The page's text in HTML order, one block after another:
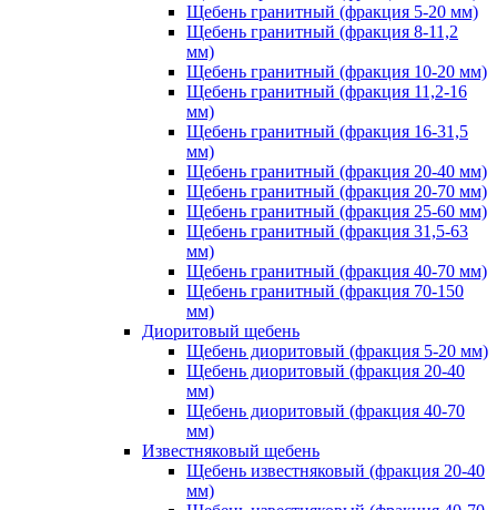
Щебень гранитный (фракция 5-20 мм)
Щебень гранитный (фракция 8-11,2
мм)
Щебень гранитный (фракция 10-20 мм)
Щебень гранитный (фракция 11,2-16
мм)
Щебень гранитный (фракция 16-31,5
мм)
Щебень гранитный (фракция 20-40 мм)
Щебень гранитный (фракция 20-70 мм)
Щебень гранитный (фракция 25-60 мм)
Щебень гранитный (фракция 31,5-63
мм)
Щебень гранитный (фракция 40-70 мм)
Щебень гранитный (фракция 70-150
мм)
Диоритовый щебень
Щебень диоритовый (фракция 5-20 мм)
Щебень диоритовый (фракция 20-40
мм)
Щебень диоритовый (фракция 40-70
мм)
Известняковый щебень
Щебень известняковый (фракция 20-40
мм)